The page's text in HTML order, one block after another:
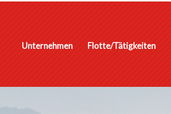
Unternehmen Flotte/Tätigkeiten